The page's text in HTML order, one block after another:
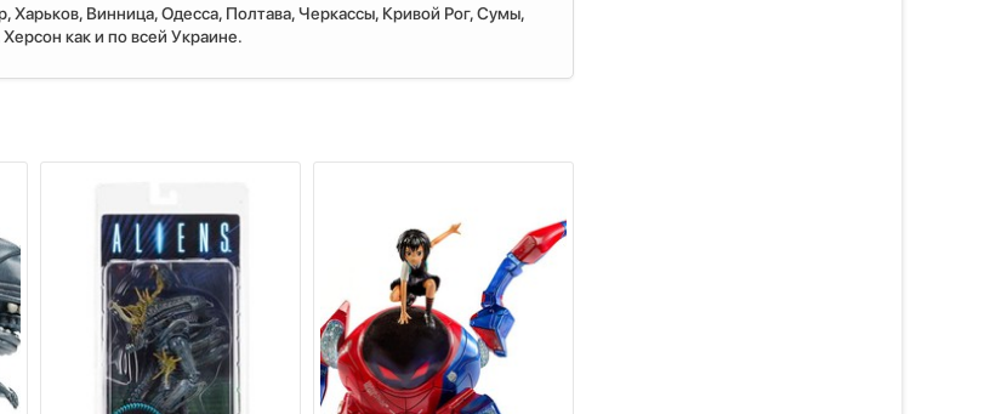
Винница, Одесса, Полтава, Черкассы, Кривой Рог, Сумы,
как и по всей Украине.